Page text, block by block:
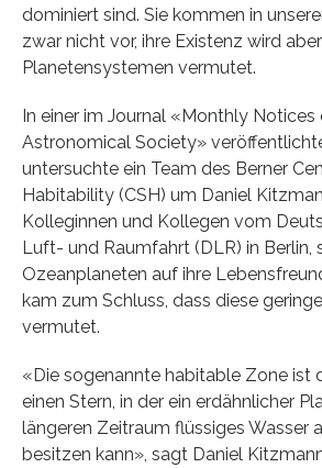
dominiert sind. Sie kommen in
zwar nicht vor, ihre Existenz wird
Planetensystemen vermutet.
In einer im Journal «Monthly
Astronomical Society»
untersuchte ein Team des Berner
Habitability (CSH) um Daniel
Kolleginnen und Kollegen vom
Luft- und Raumfahrt (DLR) in Berlin,
Ozeanplaneten auf ihre
kam zum Schluss, dass diese
vermutet.
«Die sogenannte habitable Zone ist
einen Stern, in der ein erdähnlicher
längeren Zeitraum flüssiges Wasser
besitzen kann», sagt Daniel